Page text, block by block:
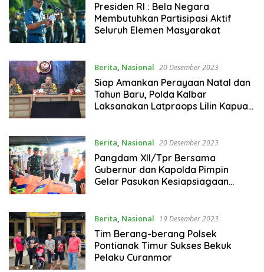
Presiden RI : Bela Negara
Membutuhkan Partisipasi Aktif
Seluruh Elemen Masyarakat
Berita, Nasional 20 Desember 2023
Siap Amankan Perayaan Natal dan
Tahun Baru, Polda Kalbar
Laksanakan Latpraops Lilin Kapuas
Berita, Nasional 20 Desember 2023
Pangdam XII/Tpr Bersama
Gubernur dan Kapolda Pimpin
Gelar Pasukan Kesiapsiagaan
Berita, Nasional 19 Desember 2023
Tim Berang-berang Polsek
Pontianak Timur Sukses Bekuk
Pelaku Curanmor